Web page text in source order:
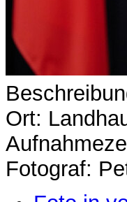
Ort:
Fotograf: